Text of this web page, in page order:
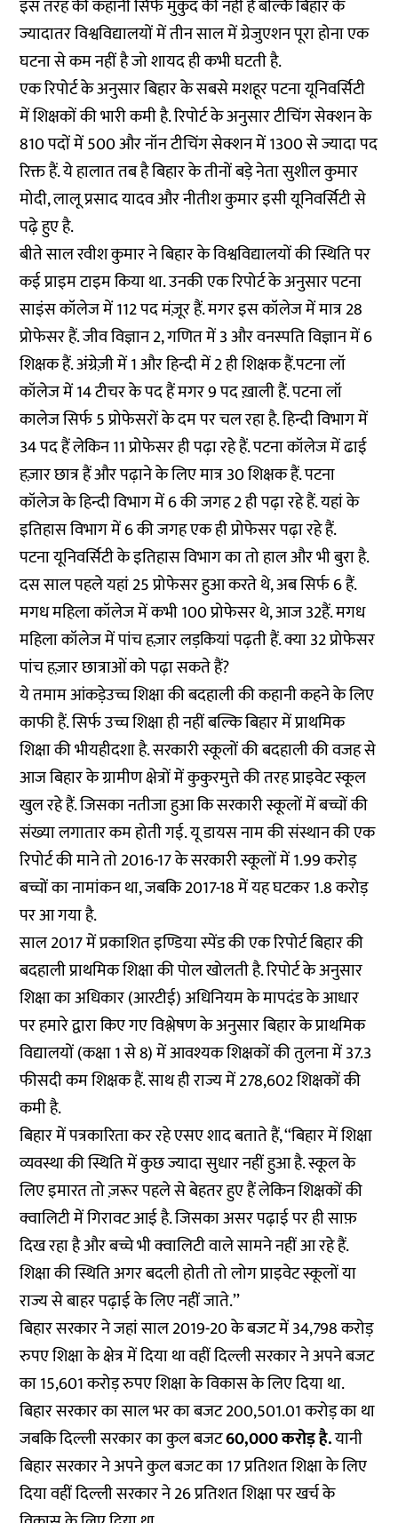
इस तरह की कहानी सिर्फ मुकुंद की नहीं है बल्कि बिहार के
ज्यादातर विश्वविद्यालयों में तीन साल में ग्रेजुएशन पूरा होना एक
घटना से कम नहीं है जो शायद ही कभी घटती है.
एकरिपोर्टके अनुसार बिहार के सबसे मशहूर पटना यूनिवर्सिटी
में शिक्षकों की भारी कमी है. रिपोर्ट के अनुसार टीचिंग सेक्शन के
810 पदों में 500 और नॉन टीचिंग सेक्शन में 1300 से ज्यादा पद
रिक्त हैं. ये हालात तब है बिहार के तीनों बड़े नेता सुशील कुमार
मोदी, लालू प्रसाद यादव और नीतीश कुमार इसी यूनिवर्सिटी से
पढ़े हुए है.
बीते साल रवीश कुमार ने बिहार के विश्वविद्यालयों की स्थिति पर
कई प्राइम टाइम किया था. उनकी एकरिपोर्टके अनुसार पटना
साइंस कॉलेज में 112 पद मंज़ूर हैं. मगर इस कॉलेज में मात्र 28
प्रोफेसर हैं. जीव विज्ञान 2, गणित में 3 और वनस्पति विज्ञान में 6
शिक्षक हैं. अंग्रेज़ी में 1 और हिन्दी में 2 ही शिक्षक हैं.पटना लॉ
कॉलेज में 14 टीचर के पद हैं मगर 9 पद ख़ाली हैं. पटना लॉ
कालेज सिर्फ 5 प्रोफेसरों के दम पर चल रहा है. हिन्दी विभाग में
34 पद हैं लेकिन 11 प्रोफेसर ही पढ़ा रहे हैं. पटना कॉलेज में ढाई
हज़ार छात्र हैं और पढ़ाने के लिए मात्र 30 शिक्षक हैं. पटना
कॉलेज के हिन्दी विभाग में 6 की जगह 2 ही पढ़ा रहे हैं. यहां के
इतिहास विभाग में 6 की जगह एक ही प्रोफेसर पढ़ा रहे हैं.
पटना यूनिवर्सिटी के इतिहास विभाग का तो हाल और भी बुरा है.
दस साल पहले यहां 25 प्रोफेसर हुआ करते थे, अब सिर्फ 6 हैं.
मगध महिला कॉलेज में कभी 100 प्रोफेसर थे, आज 32हैं. मगध
महिला कॉलेज में पांच हज़ार लड़कियां पढ़ती हैं. क्या 32 प्रोफेसर
पांच हज़ार छात्राओं को पढ़ा सकते हैं?
ये तमाम आंकड़ेउच्च शिक्षा की बदहाली की कहानी कहने के लिए
काफी हैं. सिर्फ उच्च शिक्षा ही नहीं बल्कि बिहार में प्राथमिक
शिक्षा की भीयहीदशा है. सरकारी स्कूलों की बदहाली की वजह से
आज बिहार के ग्रामीण क्षेत्रों में कुकुरमुत्ते की तरह प्राइवेट स्कूल
खुल रहे हैं. जिसका नतीजा हुआ कि सरकारी स्कूलों में बच्चों की
संख्या लगातार कम होती गई. यू डायस नाम की संस्थान की एक
रिपोर्ट की माने तो 2016-17 के सरकारी स्कूलों में 1.99 करोड़
बच्चों का नामांकन था, जबकि 2017-18 में यह घटकर 1.8 करोड़
पर आ गया है.
साल 2017 में प्रकाशित इण्डिया स्पेंड की एक रिपोर्ट बिहार की
बदहाली प्राथमिक शिक्षा की पोल खोलती है. रिपोर्ट के अनुसार
शिक्षा का अधिकार (आरटीई) अधिनियम के मापदंड के आधार
पर हमारे द्वारा किए गए विश्लेषण के अनुसार बिहार के प्राथमिक
विद्यालयों (कक्षा 1 से 8) में आवश्यक शिक्षकों की तुलना में 37.3
फीसदी कम शिक्षक हैं. साथ ही राज्य में 278,602 शिक्षकों की
कमी है.
बिहार में पत्रकारिता कर रहे एसए शाद बताते हैं, ‘‘बिहार में शिक्षा
व्यवस्था की स्थिति में कुछ ज्यादा सुधार नहीं हुआ है. स्कूल के
लिए इमारत तो ज़रूर पहले से बेहतर हुए हैं लेकिन शिक्षकों की
क्वालिटी में गिरावट आई है. जिसका असर पढ़ाई पर ही साफ़
दिख रहा है और बच्चे भी क्वालिटी वाले सामने नहीं आ रहे हैं.
शिक्षा की स्थिति अगर बदली होती तो लोग प्राइवेट स्कूलों या
राज्य से बाहर पढ़ाई के लिए नहीं जाते.’’
बिहार सरकार ने जहां साल 2019-20 के बजट में 34,798 करोड़
रुपए शिक्षा के क्षेत्र में दिया था वहीं दिल्ली सरकार ने अपने बजट
का 15,601 करोड़ रुपए शिक्षा के विकास के लिए दिया था.
बिहार सरकार का साल भर का बजट 200,501.01 करोड़ का था
जबकि दिल्ली सरकार का कुल बजट60,000 करोड़ है.यानी
बिहार सरकार ने अपने कुल बजट का 17 प्रतिशत शिक्षा के लिए
दिया वहीं दिल्ली सरकार ने 26 प्रतिशत शिक्षा पर खर्च के